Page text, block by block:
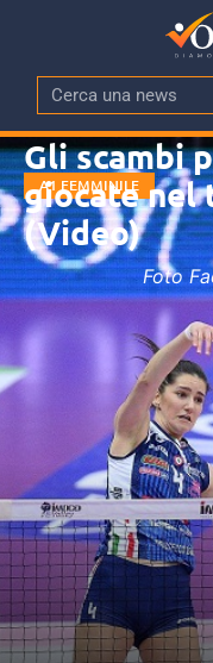
A1 FEMMINILE
Gli scambi
giocate nel
(Video)
Foto